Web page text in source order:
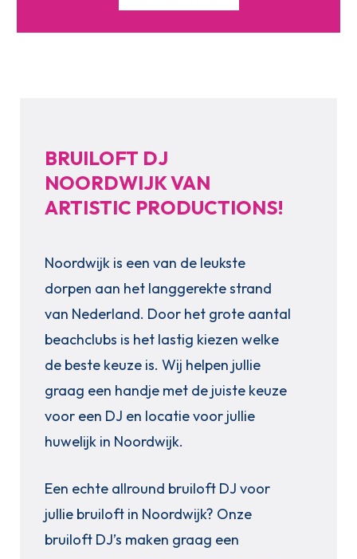
BRUILOFT DJ
NOORDWIJK VAN
ARTISTIC PRODUCTIONS!
Noordwijk is een van de leukste
dorpen aan het langgerekte strand
van Nederland. Door het grote aantal
beachclubs is het lastig kiezen welke
de beste keuze is. Wij helpen jullie
graag een handje met de juiste keuze
voor een DJ en locatie voor jullie
huwelijk in Noordwijk.
Een echte allround bruiloft DJ voor
jullie bruiloft in Noordwijk? Onze
bruiloft DJ’s maken graag een